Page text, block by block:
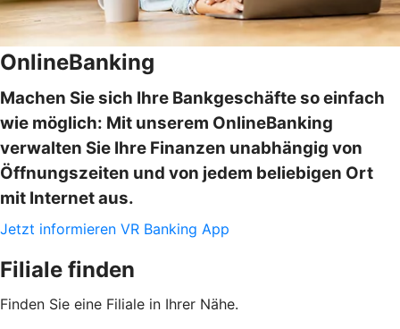
OnlineBanking
Machen Sie sich Ihre Bankgeschäfte so einfach
wie möglich: Mit unserem OnlineBanking
verwalten Sie Ihre Finanzen unabhängig von
Öffnungszeiten und von jedem beliebigen Ort
mit Internet aus.
Jetzt informieren VR Banking App
Filiale finden
Finden Sie eine Filiale in Ihrer Nähe.